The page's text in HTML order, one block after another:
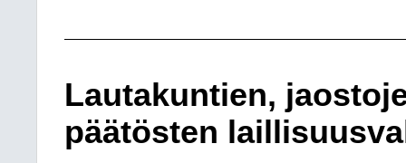
Lautakuntien,
päätösten